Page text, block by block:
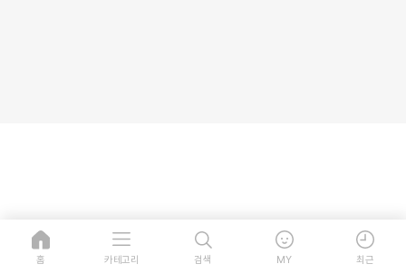
홈 카테고리 검색 MY 최근